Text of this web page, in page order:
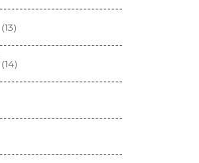
(13)
(14)